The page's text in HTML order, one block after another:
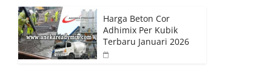
Harga Beton Cor
Adhimix Per Kubik
Terbaru Januari 2026